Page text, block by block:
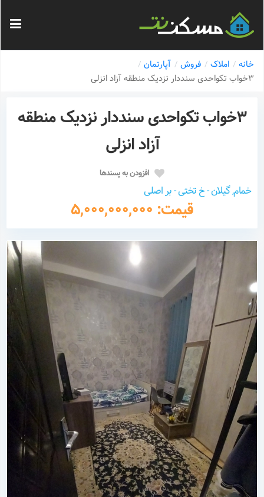
خانه املاک فروش
آپارتمان
3خواب تکواحدی سنددار نزدیک منطقه آزاد انزلی
3خواب تکواحدی سنددار نزدیک منطقه
آزاد انزلی
افزودن به پسندها
خمام, گیلان - خ تختی - بر اصلی
قیمت: 5,000,000,000